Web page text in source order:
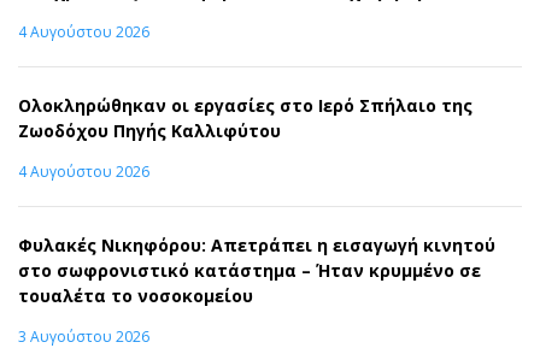
4 Αυγούστου 2026
Ολοκληρώθηκαν οι εργασίες στο Ιερό Σπήλαιο της
Ζωοδόχου Πηγής Καλλιφύτου
4 Αυγούστου 2026
Φυλακές Νικηφόρου: Απετράπει η εισαγωγή κινητού
στο σωφρονιστικό κατάστημα – Ήταν κρυμμένο σε
τουαλέτα το νοσοκομείου
3 Αυγούστου 2026